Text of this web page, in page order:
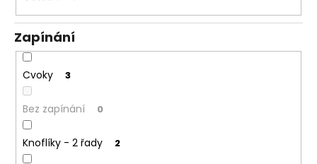
Zapínání
Cvoky 3
Bez zapínání 0
Knoflíky - 2 řady 2